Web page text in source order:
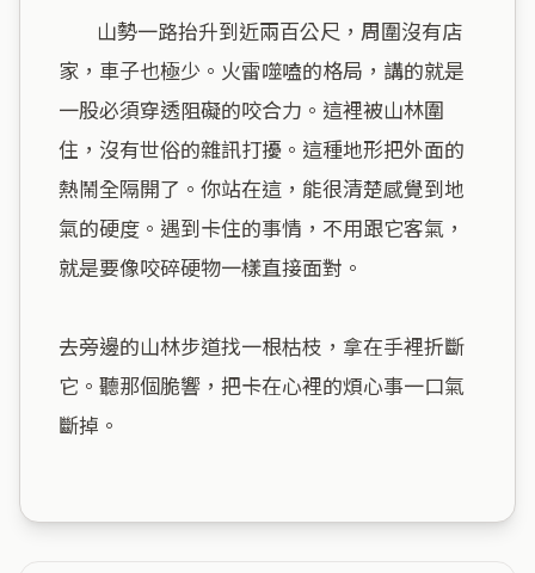
家，車子也極少。火雷噬嗑的格局，講的就是
一股必須穿透阻礙的咬合力。這裡被山林圍
住，沒有世俗的雜訊打擾。這種地形把外面的
熱鬧全隔開了。你站在這，能很清楚感覺到地
氣的硬度。遇到卡住的事情，不用跟它客氣，
就是要像咬碎硬物一樣直接面對。
去旁邊的山林步道找一根枯枝，拿在手裡折斷
它。聽那個脆響，把卡在心裡的煩心事一口氣
斷掉。